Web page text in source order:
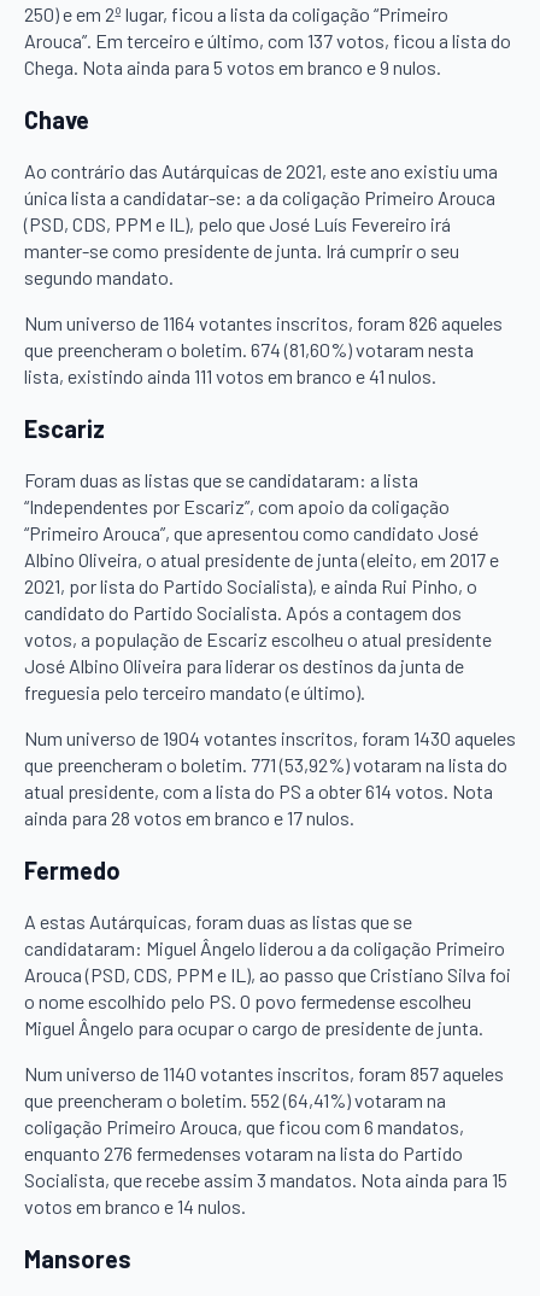
250) e em 2º lugar, ficou a lista da coligação “Primeiro
Arouca”. Em terceiro e último, com 137 votos, ficou a lista do
Chega. Nota ainda para 5 votos em branco e 9 nulos.
Chave
Ao contrário das Autárquicas de 2021, este ano existiu uma
única lista a candidatar-se: a da coligação Primeiro Arouca
(PSD, CDS, PPM e IL), pelo que José Luís Fevereiro irá
manter-se como presidente de junta. Irá cumprir o seu
segundo mandato.
Num universo de 1164 votantes inscritos, foram 826 aqueles
que preencheram o boletim. 674 (81,60%) votaram nesta
lista, existindo ainda 111 votos em branco e 41 nulos.
Escariz
Foram duas as listas que se candidataram: a lista
“Independentes por Escariz”, com apoio da coligação
“Primeiro Arouca”, que apresentou como candidato José
Albino Oliveira, o atual presidente de junta (eleito, em 2017 e
2021, por lista do Partido Socialista), e ainda Rui Pinho, o
candidato do Partido Socialista. Após a contagem dos
votos, a população de Escariz escolheu o atual presidente
José Albino Oliveira para liderar os destinos da junta de
freguesia pelo terceiro mandato (e último).
Num universo de 1904 votantes inscritos, foram 1430 aqueles
que preencheram o boletim. 771 (53,92%) votaram na lista do
atual presidente, com a lista do PS a obter 614 votos. Nota
ainda para 28 votos em branco e 17 nulos.
Fermedo
A estas Autárquicas, foram duas as listas que se
candidataram: Miguel Ângelo liderou a da coligação Primeiro
Arouca (PSD, CDS, PPM e IL), ao passo que Cristiano Silva foi
o nome escolhido pelo PS. O povo fermedense escolheu
Miguel Ângelo para ocupar o cargo de presidente de junta.
Num universo de 1140 votantes inscritos, foram 857 aqueles
que preencheram o boletim. 552 (64,41%) votaram na
coligação Primeiro Arouca, que ficou com 6 mandatos,
enquanto 276 fermedenses votaram na lista do Partido
Socialista, que recebe assim 3 mandatos. Nota ainda para 15
votos em branco e 14 nulos.
Mansores